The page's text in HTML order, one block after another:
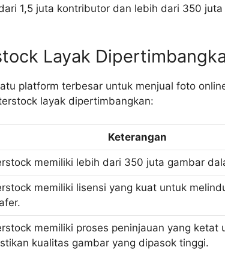
1,5 juta kontributor dan lebih dari 350
Layak
platform terbesar untuk menjual foto
layak dipertimbangkan:
Keterangan
memiliki lebih dari 350 juta gambar
memiliki lisensi yang kuat untuk
memiliki proses peninjauan yang ketat
kualitas gambar yang dipasok tinggi.